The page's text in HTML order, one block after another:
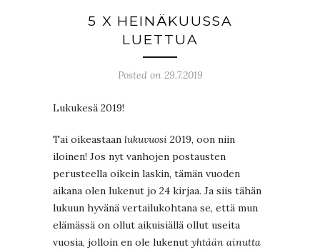
5 X HEINÄKUUSSA
LUETTUA
Posted on 29.7.2019
Lukukesä 2019!
Tai oikeastaan lukuvuosi 2019, oon niin
iloinen! Jos nyt vanhojen postausten
perusteella oikein laskin, tämän vuoden
aikana olen lukenut jo 24 kirjaa. Ja siis tähän
lukuun hyvänä vertailukohtana se, että mun
elämässä on ollut aikuisiällä ollut useita
vuosia, jolloin en ole lukenut yhtään ainutta